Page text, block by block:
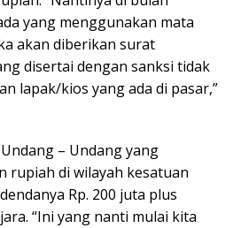
yang menggunakan mata
akan diberikan surat
disertai dengan sanksi tidak
lapak/kios yang ada di pasar,”
– Undang yang
rupiah di wilayah kesatuan
Rp. 200 juta plus
“Ini yang nanti mulai kita